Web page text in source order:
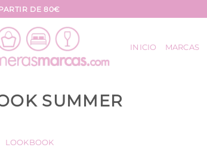
DE 80€
INICIO MARCAS
SUMMER
LOOKBOOK